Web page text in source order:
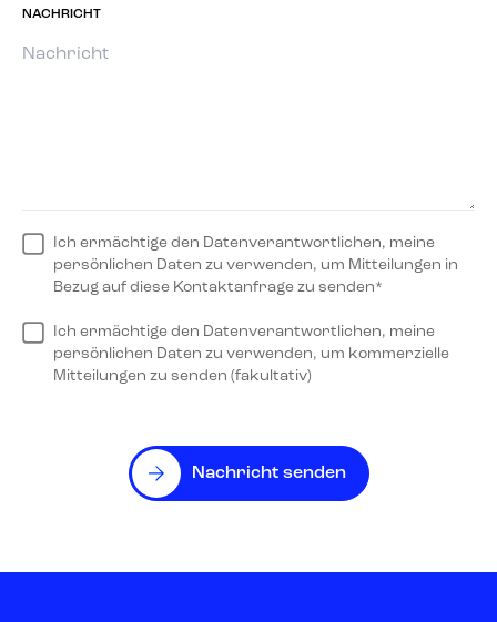
NACHRICHT
Ich ermächtige den Datenverantwortlichen, meine
persönlichen Daten zu verwenden, um Mitteilungen in
Bezug auf diese Kontaktanfrage zu senden*
Ich ermächtige den Datenverantwortlichen, meine
persönlichen Daten zu verwenden, um kommerzielle
Mitteilungen zu senden (fakultativ)
Nachricht senden